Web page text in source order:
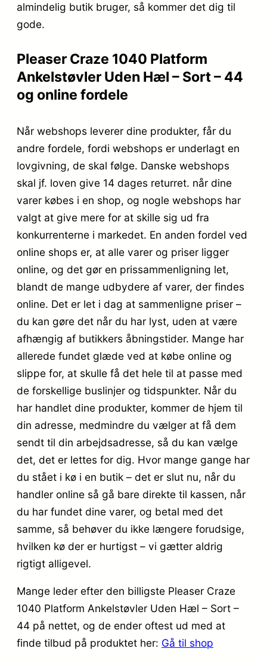
almindelig butik bruger, så kommer det dig til
gode.
Pleaser Craze 1040 Platform
Ankelstøvler Uden Hæl – Sort – 44
og online fordele
Når webshops leverer dine produkter, får du
andre fordele, fordi webshops er underlagt en
lovgivning, de skal følge. Danske webshops
skal jf. loven give 14 dages returret. når dine
varer købes i en shop, og nogle webshops har
valgt at give mere for at skille sig ud fra
konkurrenterne i markedet. En anden fordel ved
online shops er, at alle varer og priser ligger
online, og det gør en prissammenligning let,
blandt de mange udbydere af varer, der findes
online. Det er let i dag at sammenligne priser –
du kan gøre det når du har lyst, uden at være
afhængig af butikkers åbningstider. Mange har
allerede fundet glæde ved at købe online og
slippe for, at skulle få det hele til at passe med
de forskellige buslinjer og tidspunkter. Når du
har handlet dine produkter, kommer de hjem til
din adresse, medmindre du vælger at få dem
sendt til din arbejdsadresse, så du kan vælge
det, det er lettes for dig. Hvor mange gange har
du stået i kø i en butik – det er slut nu, når du
handler online så gå bare direkte til kassen, når
du har fundet dine varer, og betal med det
samme, så behøver du ikke længere forudsige,
hvilken kø der er hurtigst – vi gætter aldrig
rigtigt alligevel.
Mange leder efter den billigste Pleaser Craze
1040 Platform Ankelstøvler Uden Hæl – Sort –
44 på nettet, og de ender oftest ud med at
finde tilbud på produktet her: Gå til shop